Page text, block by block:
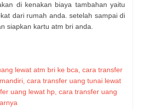
di kenakan biaya tambahan yaitu
dari rumah anda. setelah sampai di
siapkan kartu atm bri anda.